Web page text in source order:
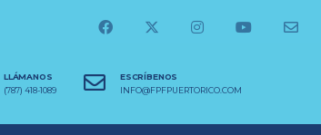
LLÁMANOS
(787) 418-1089
ESCRÍBENOS
INFO@FPFPUERTORICO.COM